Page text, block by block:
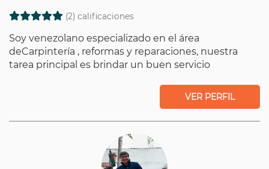
(2) calificaciones
Soy venezolano especializado en el área
deCarpintería , reformas y reparaciones, nuestra
tarea principal es brindar un buen servicio
VER PERFIL